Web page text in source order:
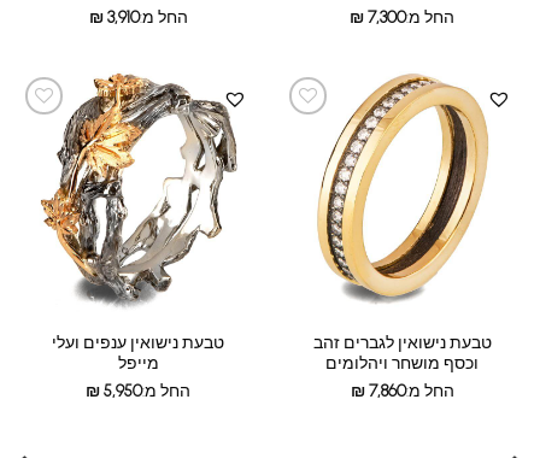
החל מ:
₪7,300 החל מ: ₪3,910
טבעת נישואין לגברים זהב
וכסף מושחר ויהלומים
החל מ:
₪7,860
טבעת נישואין ענפים ועלי
מייפל
החל מ:
₪5,950